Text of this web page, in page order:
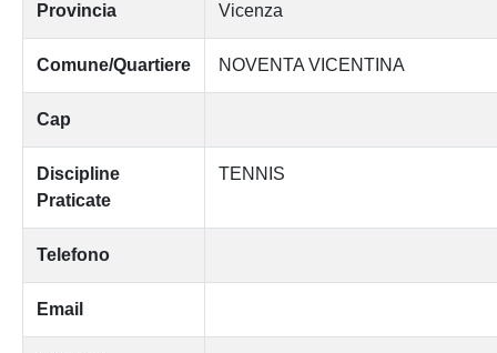
Provincia Vicenza
Comune/Quartiere NOVENTA VICENTINA
Cap
Discipline
Praticate
TENNIS
Telefono
Email